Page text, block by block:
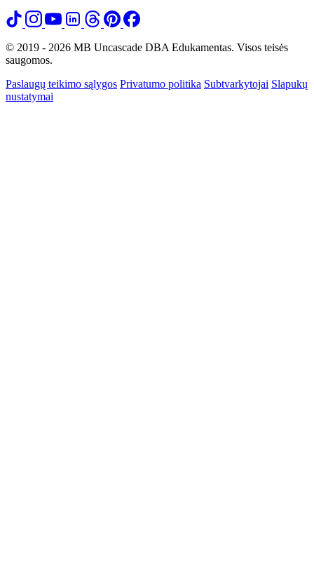
© 2019 - 2026 MB Uncascade DBA Edukamentas. Visos teisės
saugomos.
Paslaugų teikimo sąlygos Privatumo politika Subtvarkytojai Slapukų
nustatymai